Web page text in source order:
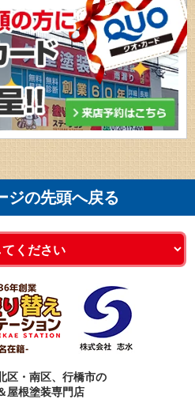
ジの先頭へ戻る
区・南区、行橋市の
屋根塗装専門店